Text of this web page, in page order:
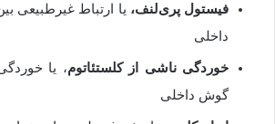
فیستول پری‌لنف، یا ارتباط غیرطبیعی
داخلی
خوردگی ناشی از کلستئاتوم، یا
گوش داخلی